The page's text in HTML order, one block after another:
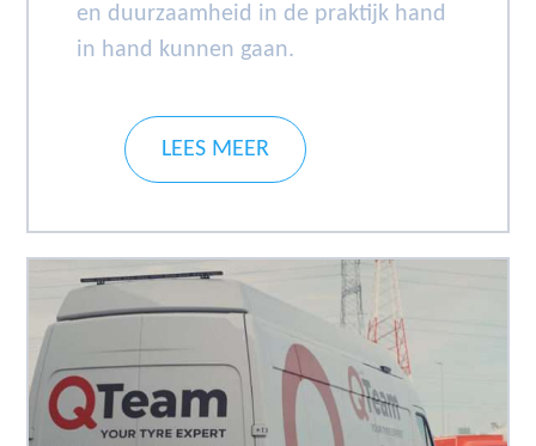
en duurzaamheid in de praktijk hand
in hand kunnen gaan.
LEES MEER